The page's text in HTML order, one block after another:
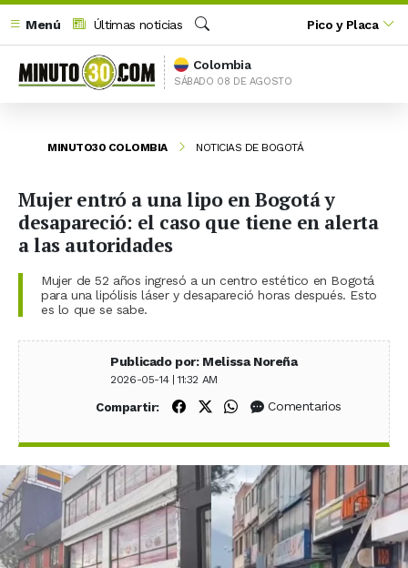
Menú
Últimas noticias
Buscar
Pico y Placa
Colombia
SÁBADO 08 DE AGOSTO
MINUTO30 COLOMBIA NOTICIAS DE BOGOTÁ
Mujer entró a una lipo en Bogotá y
desapareció: el caso que tiene en alerta
a las autoridades
Mujer de 52 años ingresó a un centro estético en Bogotá
para una lipólisis láser y desapareció horas después. Esto
es lo que se sabe.
Publicado por: Melissa Noreña
2026-05-14 | 11:32 AM
Compartir: Compartir en Facebook
Compartir en X (Twitter)
Compartir en WhatsApp
Comentarios